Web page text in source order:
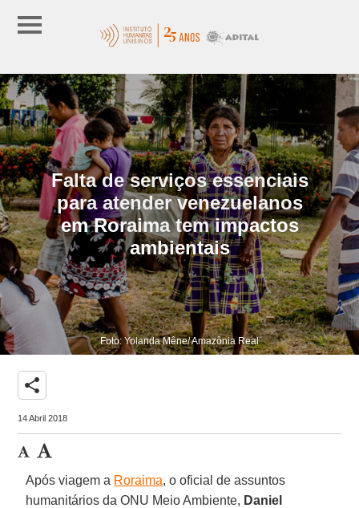
Falta de serviços essenciais
para atender venezuelanos
em Roraima tem impactos
ambientais
Foto: Yolanda Mêne/ Amazônia Real
share
14 Abril 2018
Após viagem a Roraima, o oficial de assuntos
humanitários da ONU Meio Ambiente, Daniel